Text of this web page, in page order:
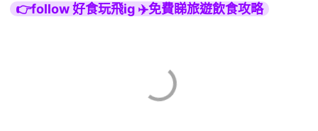
👉follow 好食玩飛ig ✈️免費睇旅遊飲食攻略